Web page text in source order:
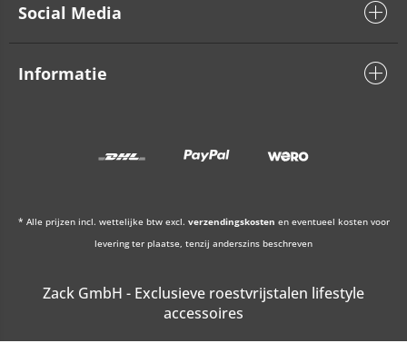
Social Media
Informatie
* Alle prijzen incl. wettelijke btw excl. verzendingskosten en eventueel kosten voor
levering ter plaatse, tenzij anderszins beschreven
Zack GmbH - Exclusieve roestvrijstalen lifestyle
accessoires